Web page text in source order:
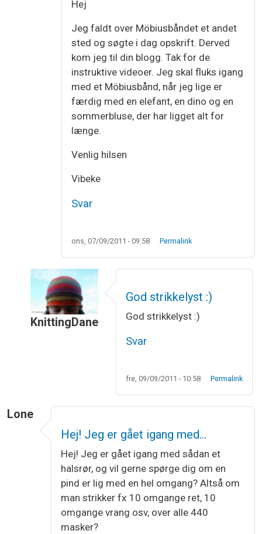
Hej
Jeg faldt over Möbiusbåndet et andet
sted og søgte i dag opskrift. Derved
kom jeg til din blogg. Tak for de
instruktive videoer. Jeg skal fluks igang
med et Möbiusbånd, når jeg lige er
færdig med en elefant, en dino og en
sommerbluse, der har ligget alt for
længe.
Venlig hilsen
Vibeke
Svar
ons, 07/09/2011 - 09:58 Permalink
KnittingDane
Möbiusbånd
God strikkelyst :)
God strikkelyst :)
Svar
fre, 09/09/2011 - 10:58 Permalink
Lone
Hej! Jeg er gået igang med…
Hej! Jeg er gået igang med sådan et
halsrør, og vil gerne spørge dig om en
pind er lig med en hel omgang? Altså om
man strikker fx 10 omgange ret, 10
omgange vrang osv, over alle 440
masker?